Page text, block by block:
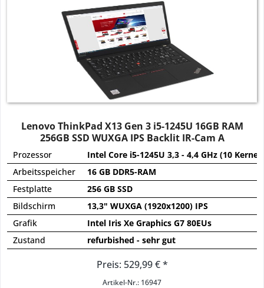
Lenovo ThinkPad X13 Gen 3 i5-1245U 16GB RAM
256GB SSD WUXGA IPS Backlit IR-Cam A
Prozessor
Intel Core i5-1245U 3,3 - 4,4 GHz (10 Kerne)
Arbeitsspeicher
16 GB DDR5-RAM
Festplatte
256 GB SSD
Bildschirm
13,3" WUXGA (1920x1200) IPS
Grafik
Intel Iris Xe Graphics G7 80EUs
Zustand
refurbished - sehr gut
Preis: 529,99 € *
Artikel-Nr.: 16947